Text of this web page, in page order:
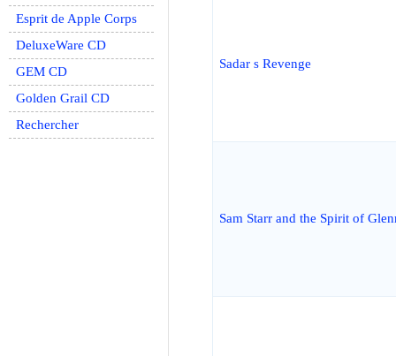
Esprit de Apple Corps
DeluxeWare CD
GEM CD
Golden Grail CD
Rechercher
Sadar s Revenge
Sam Starr and the Spirit of